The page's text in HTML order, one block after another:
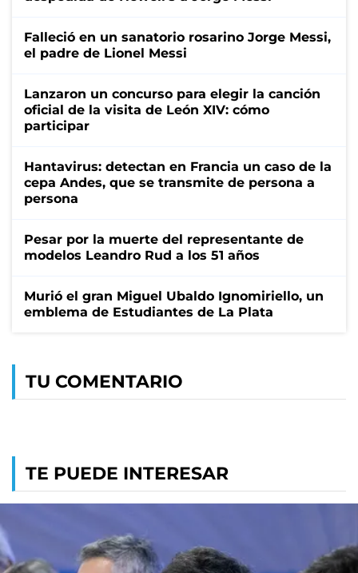
Falleció en un sanatorio rosarino Jorge Messi,
el padre de Lionel Messi
Lanzaron un concurso para elegir la canción
oficial de la visita de León XIV: cómo
participar
Hantavirus: detectan en Francia un caso de la
cepa Andes, que se transmite de persona a
persona
Pesar por la muerte del representante de
modelos Leandro Rud a los 51 años
Murió el gran Miguel Ubaldo Ignomiriello, un
emblema de Estudiantes de La Plata
TU COMENTARIO
TE PUEDE INTERESAR